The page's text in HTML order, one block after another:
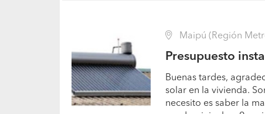
Maipú (Región
Presupuesto
Buenas tardes,
solar en la vivienda.
necesito es saber la